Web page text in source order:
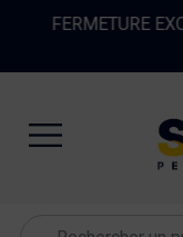
FERMETURE